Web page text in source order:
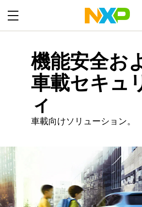
機能安全お
車載セキュ
ィ
車載向けソリューション。